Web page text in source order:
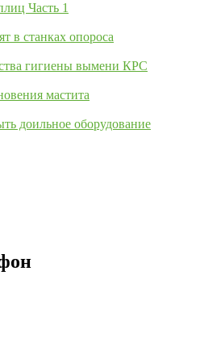
Часть 1
в станках опороса
гигиены вымени КРС
мастита
доильное оборудование